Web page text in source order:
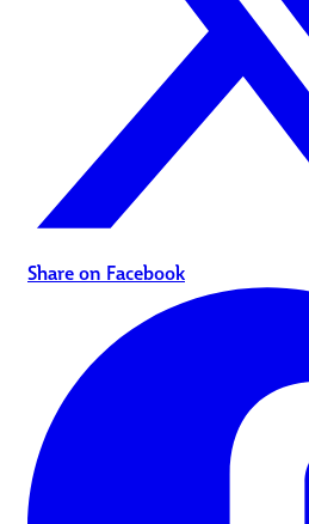
Share on Facebook